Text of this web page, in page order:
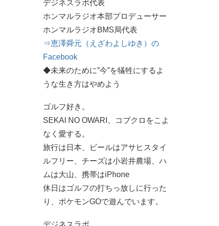
デジネスラボ代表
ホンマルラジオ本部プロデューサー
ホンマルラジオBMS局代表
⇒恵澤舜元（えざわよしゆき）の
Facebook
◆未来のために”今”を犠牲にするよ
うな生き方はやめよう
ゴルフ好き。
SEKAI NO OWARI、コブクロをこよ
なく愛する。
旅行は日本、ビールはアサヒスタイ
ルフリー、チーズは小岩井農場、ハ
ムは大山、携帯はiPhone
休日はゴルフの打ちっ放しに行った
り、ポケモンGOで遊んでいます。